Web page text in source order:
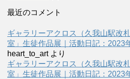
最近のコメント
ギャラリーアクロス（久我山駅改
室」生徒作品展｜活動日記：2023
heart_to_artより
ギャラリーアクロス（久我山駅改
室」生徒作品展｜活動日記：2023